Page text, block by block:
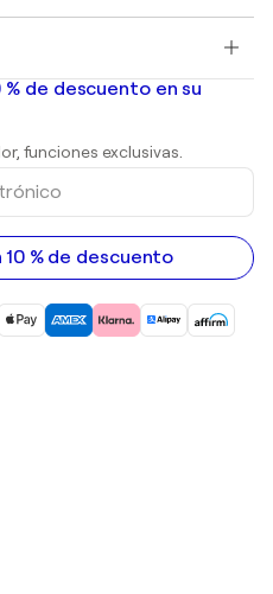
de descuento en su
funciones exclusivas.
% de descuento